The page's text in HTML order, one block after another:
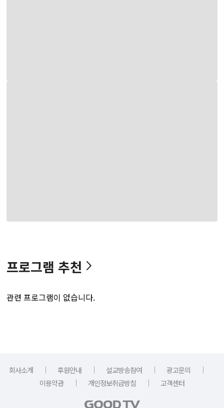
프로그램 추천
관련 프로그램이 없습니다.
회사소개 ｜ 후원안내 ｜ 설교방송참여 ｜ 광고문의
｜
이용약관
｜ 개인정보취급방침 ｜ 고객센터